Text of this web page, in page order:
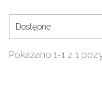
Dostępne
Pokazano 1-1 z 1